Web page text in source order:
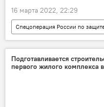
16 марта 2022, 22:29
Спецоперация России по
Украина
переговоры
Подготавливается
первого жилого комплекса